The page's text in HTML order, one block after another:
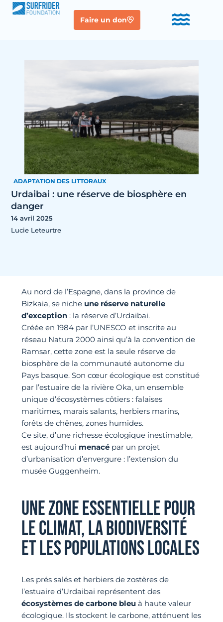
Faire un don
ADAPTATION DES LITTORAUX
Urdaibai : une réserve de biosphère en
danger
14 avril 2025
Lucie Leteurtre
Au nord de l’Espagne, dans la province de
Bizkaia, se niche une réserve naturelle
d’exception: la réserve d’Urdaibai.
Créée en 1984 par l’UNESCO et inscrite au
réseau Natura 2000 ainsi qu’à la convention de
Ramsar, cette zone est la seule réserve de
biosphère de la communauté autonome du
Pays basque. Son cœur écologique est constitué
par l’estuaire de la rivière Oka, un ensemble
unique d’écosystèmes côtiers : falaises
maritimes, marais salants, herbiers marins,
forêts de chênes, zones humides.
Ce site, d’une richesse écologique inestimable,
est aujourd’hui menacépar un projet
d’urbanisation d’envergure : l’extension du
musée Guggenheim.
UNE ZONE ESSENTIELLE POUR
LE CLIMAT, LA BIODIVERSITÉ
ET LES POPULATIONS LOCALES
Les prés salés et herbiers de zostères de
l’estuaire d’Urdaibai représentent des
écosystèmes de carbone bleuà haute valeur
écologique. Ils stockent le carbone, atténuent les